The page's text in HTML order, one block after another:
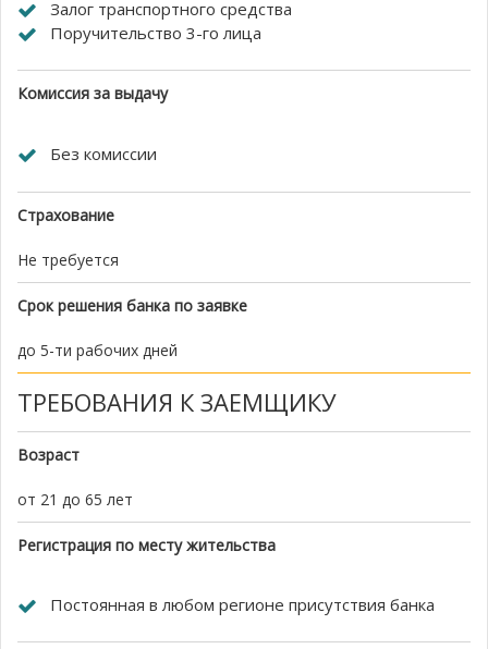
Залог транспортного средства
Поручительство 3-го лица
Комиссия за выдачу
Без комиссии
Страхование
Не требуется
Срок решения банка по заявке
до 5-ти рабочих дней
ТРЕБОВАНИЯ К ЗАЕМЩИКУ
Возраст
от 21 до 65 лет
Регистрация по месту жительства
Постоянная в любом регионе присутствия банка